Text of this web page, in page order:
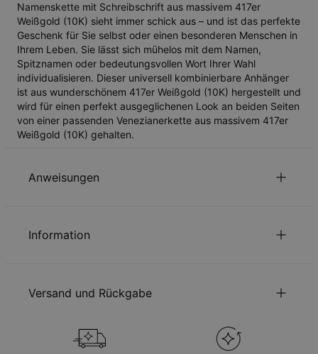
Namenskette mit Schreibschrift aus massivem 417er
Weißgold (10K) sieht immer schick aus – und ist das perfekte
Geschenk für Sie selbst oder einen besonderen Menschen in
Ihrem Leben. Sie lässt sich mühelos mit dem Namen,
Spitznamen oder bedeutungsvollen Wort Ihrer Wahl
individualisieren. Dieser universell kombinierbare Anhänger
ist aus wunderschönem 417er Weißgold (10K) hergestellt und
wird für einen perfekt ausgeglichenen Look an beiden Seiten
von einer passenden Venezianerkette aus massivem 417er
Weißgold (10K) gehalten.
Anweisungen
Produktionsprozessen. Lesen Sie über die positiven
Nachhaltigkeitspraktiken
Schmuckpflege
Information
Kettenlänge
35 cm / 40 cm / 45 cm
Versand und Rückgabe